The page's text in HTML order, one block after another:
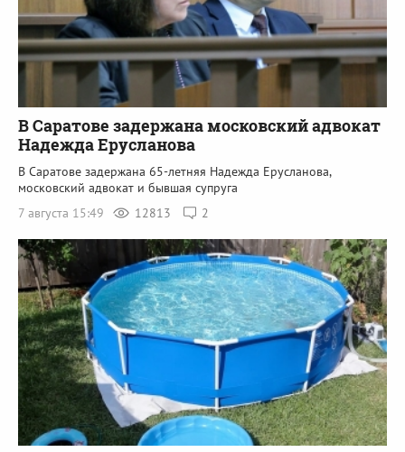
В Саратове задержана московский адвокат
Надежда Ерусланова
В Саратове задержана 65-летняя Надежда Ерусланова,
московский адвокат и бывшая супруга
7 августа 15:49
12813 2